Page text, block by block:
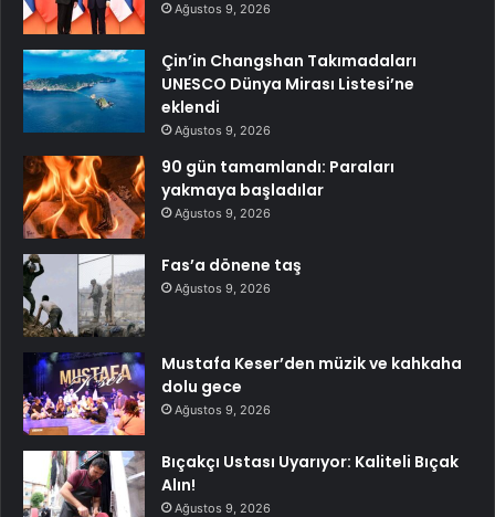
Ağustos 9, 2026
Çin’in Changshan Takımadaları
UNESCO Dünya Mirası Listesi’ne
eklendi
Ağustos 9, 2026
90 gün tamamlandı: Paraları
yakmaya başladılar
Ağustos 9, 2026
Fas’a dönene taş
Ağustos 9, 2026
Mustafa Keser’den müzik ve kahkaha
dolu gece
Ağustos 9, 2026
Bıçakçı Ustası Uyarıyor: Kaliteli Bıçak
Alın!
Ağustos 9, 2026